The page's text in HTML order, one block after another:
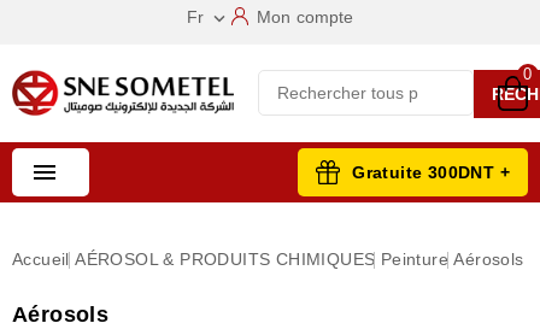
Fr  Mon compte
0
 Gratuite 300DNT +
Accueil AÉROSOL & PRODUITS CHIMIQUES Peinture Aérosols
Aérosols